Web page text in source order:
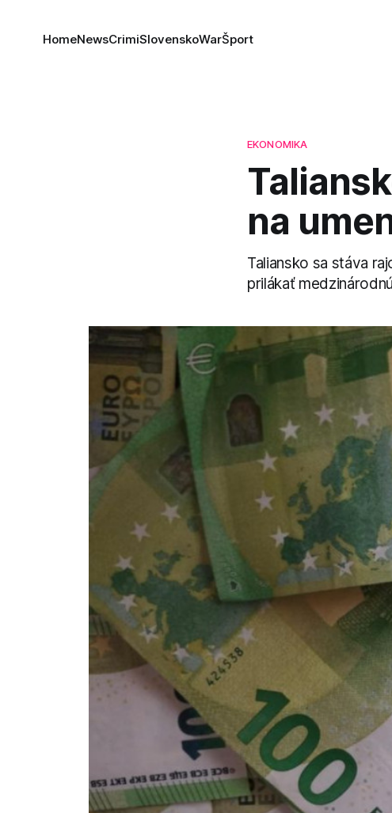
HomeNewsCrimiSlovenskoWarŠport
EKONOMIKA
na
Taliansko sa stáva
prilákať